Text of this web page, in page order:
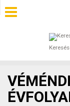
Keresés
SZÁLLÁSOK
ÁLTALÁNOS